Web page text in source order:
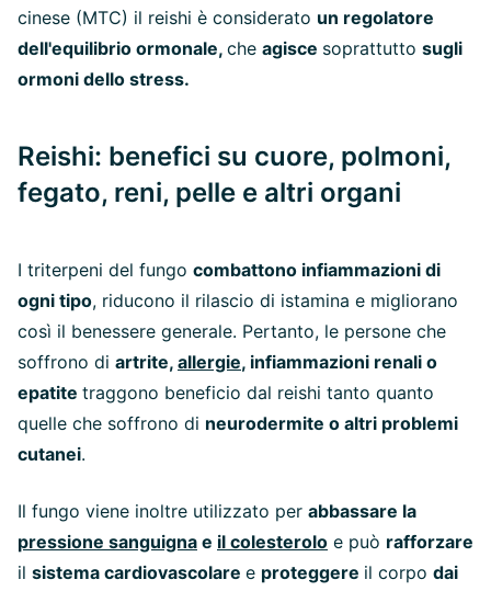
cinese (MTC) il reishi è considerato un regolatore
dell'equilibrio ormonale, che agisce soprattutto sugli
ormoni dello stress.
Reishi: benefici su cuore, polmoni,
fegato, reni, pelle e altri organi
I triterpeni del fungo combattono infiammazioni di
ogni tipo, riducono il rilascio di istamina e migliorano
così il benessere generale. Pertanto, le persone che
soffrono di artrite, allergie, infiammazioni renali o
epatite traggono beneficio dal reishi tanto quanto
quelle che soffrono di neurodermite o altri problemi
cutanei.
Il fungo viene inoltre utilizzato per abbassare la
pressione sanguigna e il colesterolo e può rafforzare
il sistema cardiovascolare e proteggere il corpo dai